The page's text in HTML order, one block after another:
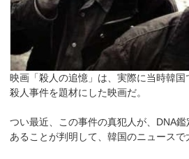
映画「殺人の追憶」は、実際に当時韓
殺人事件を題材にした映画だ。
つい最近、この事件の真犯人が、DNA
あることが判明して、韓国のニュースで